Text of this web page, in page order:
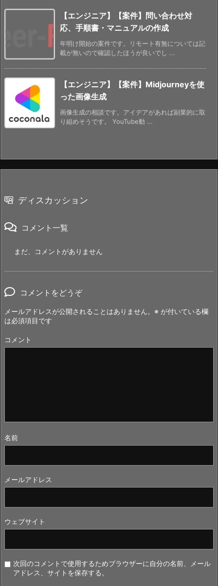
【エンジニア】【案件】問い合わせ対
応、手順書・マニュアルの作成
年明け開始の案件です。リモート有無については記
載が無いので確認したほうが良いでし ...
【エンジニア】【案件】Midjourneyを使
った画像生成
画像生成の相談です。アイデアがあれば副業的に取
り組めそうです。 YouTube動 ...
ディスカッション
コメント一覧
まだ、コメントがありません
コメントをどうぞ
メールアドレスが公開されることはありません。 ※ が付いている欄
は必須項目です
コメント
名前
メールアドレス
ウェブサイト
次回のコメントで使用するためブラウザーに自分の名前、メール
アドレス、サイトを保存する。